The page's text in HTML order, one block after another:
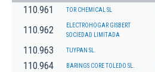
110.961 TOR CHEMICAL SL
110.962
ELECTROHOGAR GISBERT
SOCIEDAD LIMITADA
110.963 TUYPAN SL.
110.964 BARINGS CORE TOLEDO SL.